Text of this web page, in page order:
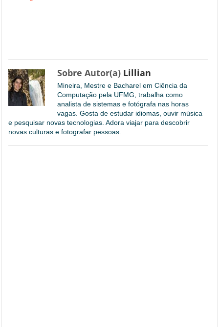
Sobre Autor(a) Lillian
Mineira, Mestre e Bacharel em Ciência da
Computação pela UFMG, trabalha como
analista de sistemas e fotógrafa nas horas
vagas. Gosta de estudar idiomas, ouvir música
e pesquisar novas tecnologias. Adora viajar para descobrir
novas culturas e fotografar pessoas.